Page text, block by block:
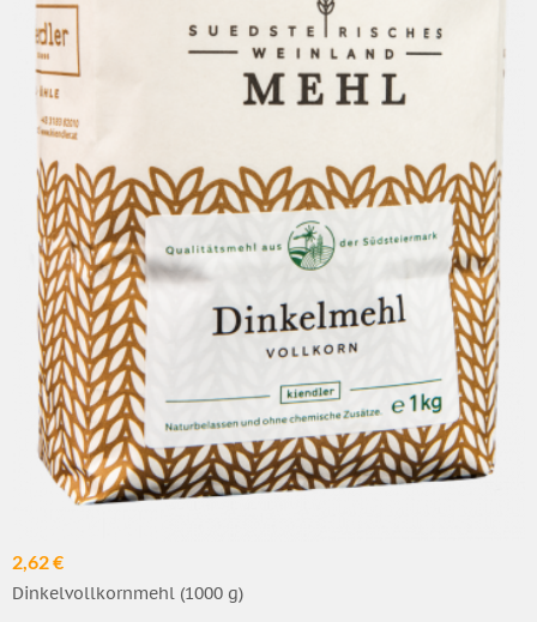
2,62 €
Dinkelvollkornmehl (1000 g)